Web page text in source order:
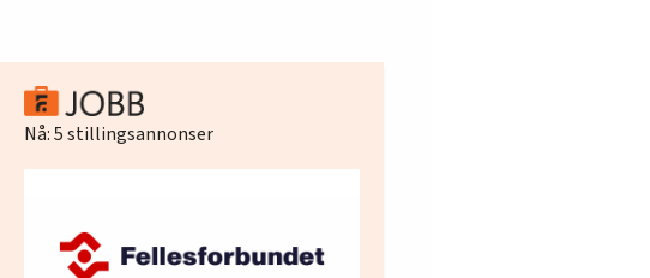
Nå:5stillingsannonser